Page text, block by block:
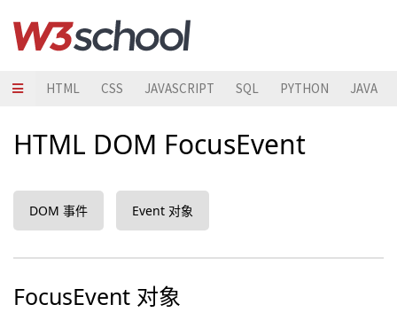
HTML CSS JAVASCRIPT SQL PYTHON JAVA
HTML DOM FocusEvent
DOM 事件 Event 对象
FocusEvent 对象